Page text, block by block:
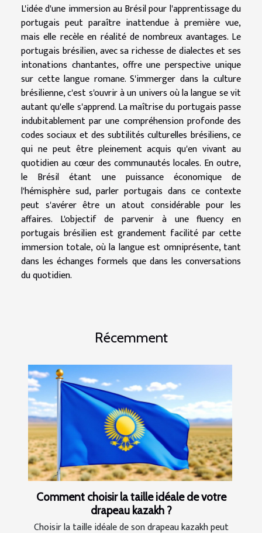
L'idée d'une immersion au Brésil pour l'apprentissage du
portugais peut paraître inattendue à première vue,
mais elle recèle en réalité de nombreux avantages. Le
portugais brésilien, avec sa richesse de dialectes et ses
intonations chantantes, offre une perspective unique
sur cette langue romane. S'immerger dans la culture
brésilienne, c'est s'ouvrir à un univers où la langue se vit
autant qu'elle s'apprend. La maîtrise du portugais passe
indubitablement par une compréhension profonde des
codes sociaux et des subtilités culturelles brésiliens, ce
qui ne peut être pleinement acquis qu'en vivant au
quotidien au cœur des communautés locales. En outre,
le Brésil étant une puissance économique de
l'hémisphère sud, parler portugais dans ce contexte
peut s'avérer être un atout considérable pour les
affaires. L'objectif de parvenir à une fluency en
portugais brésilien est grandement facilité par cette
immersion totale, où la langue est omniprésente, tant
dans les échanges formels que dans les conversations
du quotidien.
Récemment
Comment choisir la taille idéale de votre
drapeau kazakh ?
Choisir la taille idéale de son drapeau kazakh peut